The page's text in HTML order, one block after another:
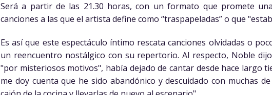
Será a partir de las 21.30 horas, con un formato que promete
canciones a las que el artista define como “traspapeladas” o que
Es así que este espectáculo íntimo rescata canciones olvidadas o
un reencuentro nostálgico con su repertorio. Al respecto, Noble
"por misteriosos motivos", había dejado de cantar desde hace largo
me doy cuenta que he sido abandónico y descuidado con muchas